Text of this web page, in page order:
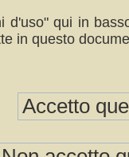
qui in
in questo